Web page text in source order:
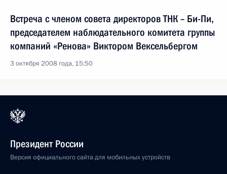
Встреча с членом совета директоров ТНК – Би-Пи,
председателем наблюдательного комитета группы
компаний «Ренова» Виктором Вексельбергом
3 октября 2008 года, 15:50
Президент России
Версия официального сайта для мобильных устройств